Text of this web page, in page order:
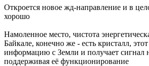
Откроется новое жд-направление и в
хорошо
Намоленное место, чистота
Байкале, конечно же - есть кристалл,
информацию с Земли и получает сигнал
поддерживая её функционирование